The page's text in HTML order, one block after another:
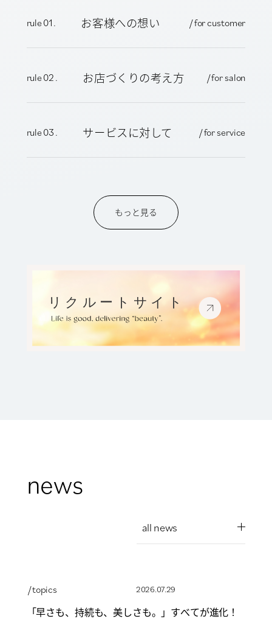
rule 01 . お客様への想い / for customer
rule 02 . お店づくりの考え方 / for salon
rule 03 . サービスに対して / for service
もっと見る
news
all news
/ topics 2026.07.29
「早さも、持続も、美しさも。」すべてが進化！